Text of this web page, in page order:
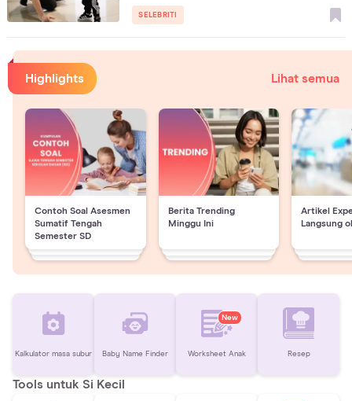
SELEBRITI
Highlights Lihat semua
Contoh Soal Asesmen
Sumatif Tengah
Semester SD
Berita Trending
Minggu Ini
Artikel
Langsung
Kalkulator masa subur Baby Name Finder
New
Worksheet Anak Resep
Tools untuk Si Kecil